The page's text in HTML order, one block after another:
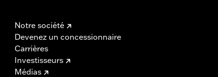
Notre société
Devenez un concessionnaire
Carrières
Investisseurs
Médias